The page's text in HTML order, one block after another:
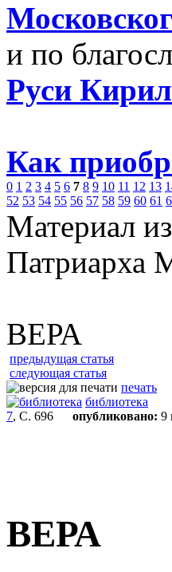
и по
Руси
Как
0 1 2 3 4 5 6 7 8 9 10 11 12 13
52 53 54 55 56 57 58 59 60 61
Материал
Патриарха
ВЕРА
предыдущая статья
следующая статья
печать
библиотека
7, С. 696 опубликовано: 9
ВЕРА